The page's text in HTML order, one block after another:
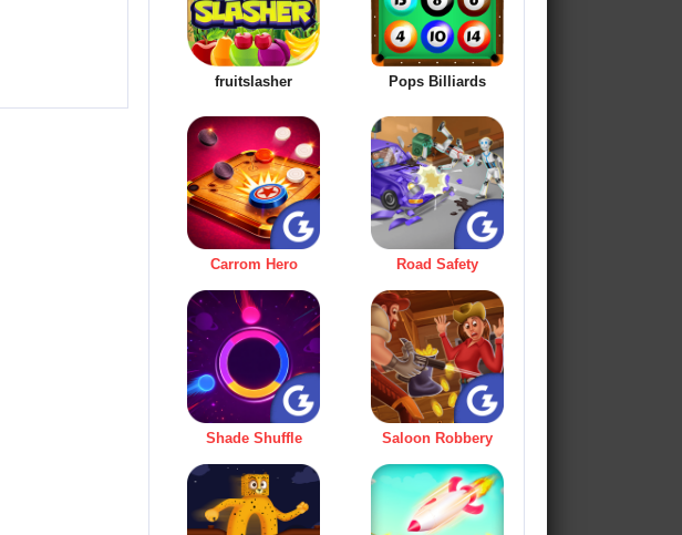
fruitslasher Pops Billiards
Carrom Hero Road Safety
Shade Shuffle Saloon Robbery